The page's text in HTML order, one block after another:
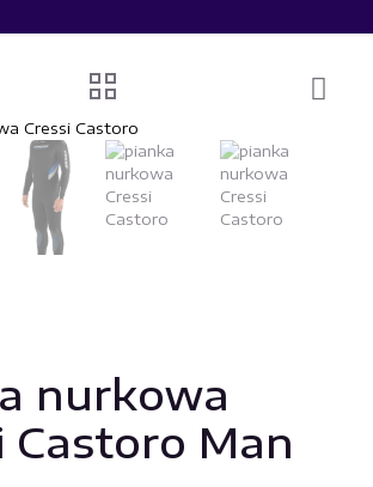
nurkowa
Castoro Man